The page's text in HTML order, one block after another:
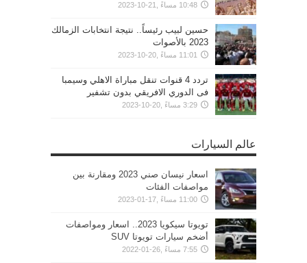
10:48 مساءً ,21-10-2023
حسين لبيب رئيساً.. نتيجة انتخابات الزمالك
2023 بالأصوات
11:01 مساءً ,20-10-2023
تردد 4 قنوات تنقل مباراة الاهلي وسيمبا
فى الدوري الافريقي بدون تشفير
3:29 مساءً ,20-10-2023
عالم السيارات
اسعار نيسان صني 2023 ومقارنة بين
مواصفات الفئات
11:00 مساءً ,17-01-2023
تويوتا سيكويا 2023.. اسعار ومواصفات
أضخم سيارات تويوتا SUV
7:55 مساءً ,26-01-2022